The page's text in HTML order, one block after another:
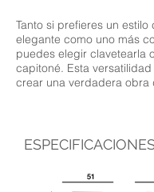
Tanto si prefieres un estilo
elegante como uno más
puedes elegir clavetearla
capitoné. Esta
crear una verdadera obra